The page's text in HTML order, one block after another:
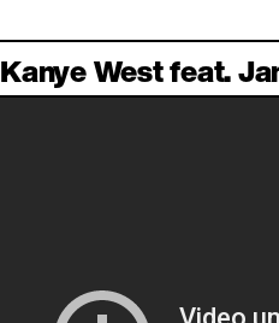
Kanye West feat.